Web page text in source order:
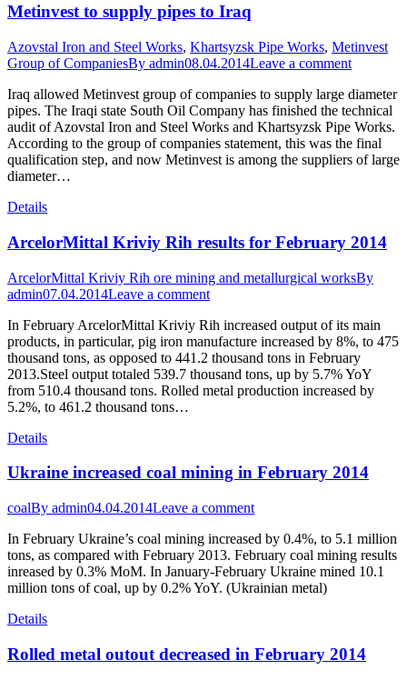
Metinvest to supply pipes to Iraq
Azovstal Iron and Steel Works, Khartsyzsk Pipe Works, Metinvest
Group of CompaniesBy admin08.04.2014Leave a comment
Iraq allowed Metinvest group of companies to supply large diameter
pipes. The Iraqi state South Oil Company has finished the technical
audit of Azovstal Iron and Steel Works and Khartsyzsk Pipe Works.
According to the group of companies statement, this was the final
qualification step, and now Metinvest is among the suppliers of large
diameter…
Details
ArcelorMittal Kriviy Rih results for February 2014
ArcelorMittal Kriviy Rih ore mining and metallurgical worksBy
admin07.04.2014Leave a comment
In February ArcelorMittal Kriviy Rih increased output of its main
products, in particular, pig iron manufacture increased by 8%, to 475
thousand tons, as opposed to 441.2 thousand tons in February
2013.Steel output totaled 539.7 thousand tons, up by 5.7% YoY
from 510.4 thousand tons. Rolled metal production increased by
5.2%, to 461.2 thousand tons…
Details
Ukraine increased coal mining in February 2014
coalBy admin04.04.2014Leave a comment
In February Ukraine’s coal mining increased by 0.4%, to 5.1 million
tons, as compared with February 2013. February coal mining results
inreased by 0.3% MoM. In January-February Ukraine mined 10.1
million tons of coal, up by 0.2% YoY. (Ukrainian metal)
Details
Rolled metal outout decreased in February 2014